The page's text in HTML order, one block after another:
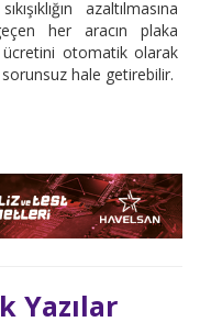
azaltılmasına
her aracın plaka
ücretini otomatik olarak
hale getirebilir.
Yazılar